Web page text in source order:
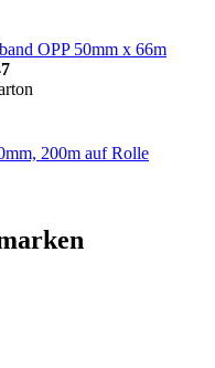
OPP 50mm x 66m
200m auf Rolle